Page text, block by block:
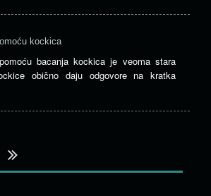
kockica
bacanja kockica je veoma stara
obično daju odgovore na kratka